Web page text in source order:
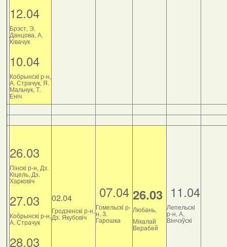
12.04
Брэст, Э.
Данцова, А.
Ківачук
10.04
Кобрынскі р-н,
А. Страчук, Я.
Мальчук, Т.
Еніч
26.03
Пінскі р-н, Дз.
Кіцель, Дз.
Харковіч
27.03
Кобрынскі р-н,
А. Страчук
28.03
02.04
Гродзенскі р-н,
Дз. Якубовіч
07.04
Гомельскі р-
н, З.
Гарошка
26.03
Любань,
Мікалай
Верабей
11.04
Лепельскі
р-н, А.
Вінчэўскі